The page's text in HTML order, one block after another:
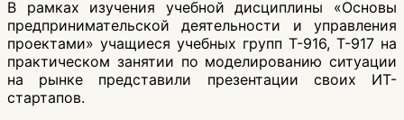
В рамках изучения учебной дисциплины «Основы
предпринимательской деятельности и управления
проектами» учащиеся учебных групп Т-916, Т-917 на
практическом занятии по моделированию ситуации
на рынке представили презентации своих ИТ-
стартапов.